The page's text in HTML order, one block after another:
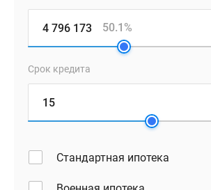
50.1%
Срок кредита
Стандартная ипотека